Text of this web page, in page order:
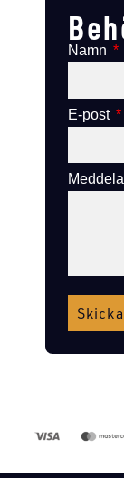
Namn
E-post
Skicka